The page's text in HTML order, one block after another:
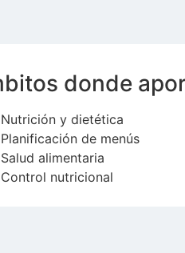
donde
Nutrición y dietética
Planificación de menús
Salud alimentaria
Control nutricional